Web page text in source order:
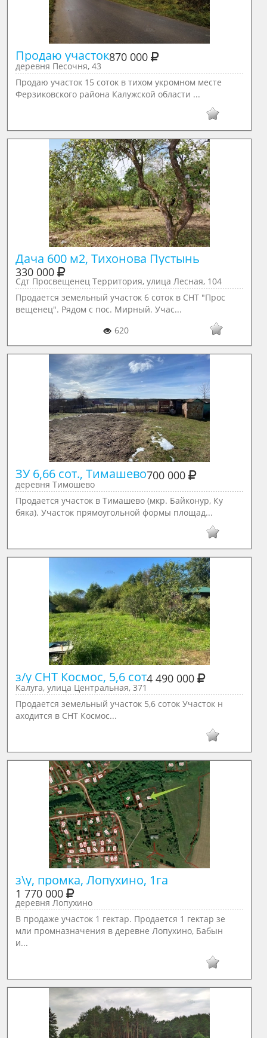
Продаю участок870 000
деревня Песочня, 43
Продаю участок 15 соток в тихом укромном месте
Ферзиковского района Калужской области ...
Дача 600 м2, Тихонова Пустынь
330 000
Сдт Просвещенец Территория, улица Лесная, 104
Продается земельный участок 6 соток в СНТ "Прос
вещенец". Рядом с пос. Мирный. Учас...
620
ЗУ 6,66 сот., Тимашево700 000
деревня Тимошево
Продается участок в Тимашево (мкр. Байконур, Ку
бяка). Участок прямоугольной формы площад...
з/у СНТ Космос, 5,6 сот4 490 000
Калуга, улица Центральная, 371
Продается земельный участок 5,6 соток Участок н
аходится в СНТ Космос...
з\у, промка, Лопухино, 1га
1 770 000
деревня Лопухино
В продаже участок 1 гектар. Продается 1 гектар зе
мли промназначения в деревне Лопухино, Бабын
и...